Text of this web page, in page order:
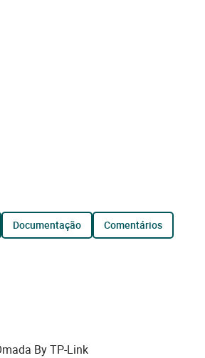
documentação comentários
By TP-Link